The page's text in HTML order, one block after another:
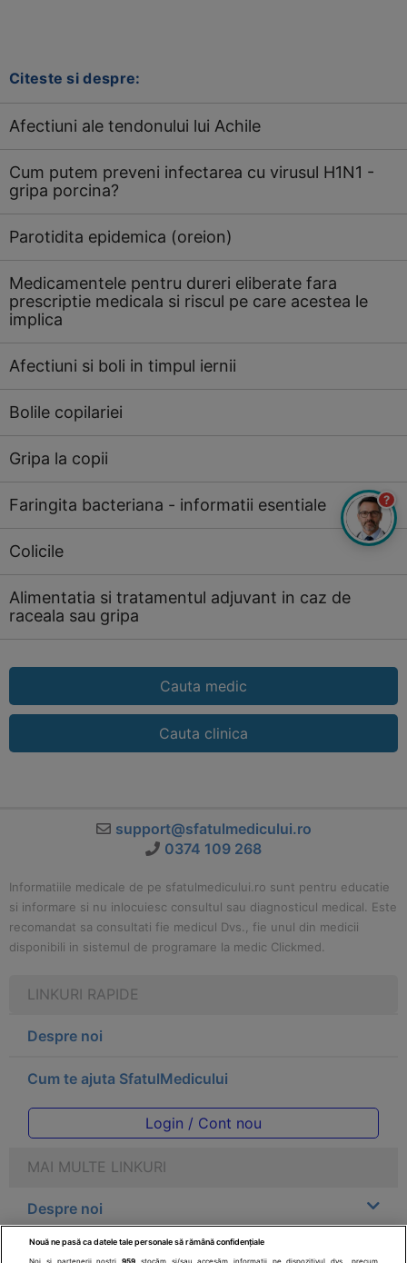
Citeste si despre:
Afectiuni ale tendonului lui Achile
Cum putem preveni infectarea cu virusul H1N1 -
gripa porcina?
Parotidita epidemica (oreion)
Medicamentele pentru dureri eliberate fara
prescriptie medicala si riscul pe care acestea le
implica
Afectiuni si boli in timpul iernii
Bolile copilariei
Gripa la copii
Faringita bacteriana - informatii esentiale
Colicile
Alimentatia si tratamentul adjuvant in caz de
raceala sau gripa
Cauta medic
Cauta clinica
support@sfatulmedicului.ro
0374 109 268
Informatiile medicale de pe sfatulmedicului.ro sunt pentru educatie
si informare si nu inlocuiesc consultul sau diagnosticul medical. Este
recomandat sa consultati fie medicul Dvs., fie unul din medicii
disponibili in sistemul de programare la medic Clickmed.
LINKURI RAPIDE
Despre noi
Cum te ajuta SfatulMedicului
Login / Cont nou
MAI MULTE LINKURI
Despre noi
Legal
?
Nouă ne pasă ca datele tale personale să rămână confidențiale
Noi și partenerii noștri959 stocăm și/sau accesăm informații pe dispozitivul dvs., precum